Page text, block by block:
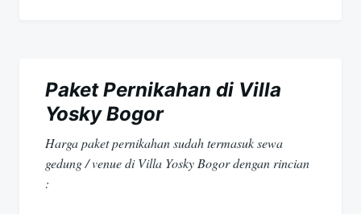
Paket Pernikahan di Villa
Yosky Bogor
Harga paket pernikahan sudah termasuk sewa
gedung / venue di Villa Yosky Bogor dengan rincian
: